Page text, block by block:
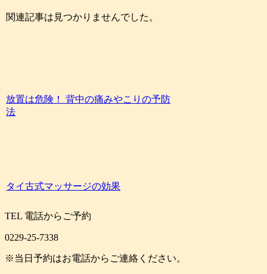
関連記事は見つかりませんでした。
放置は危険！ 背中の痛みやこりの予防
法
タイ古式マッサージの効果
TEL 電話からご予約
0229-25-7338
※当日予約はお電話からご連絡ください。